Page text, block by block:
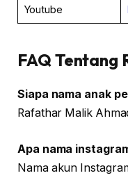
Youtube
FAQ Tentang
Siapa nama anak
Rafathar Malik
Apa nama
Nama akun